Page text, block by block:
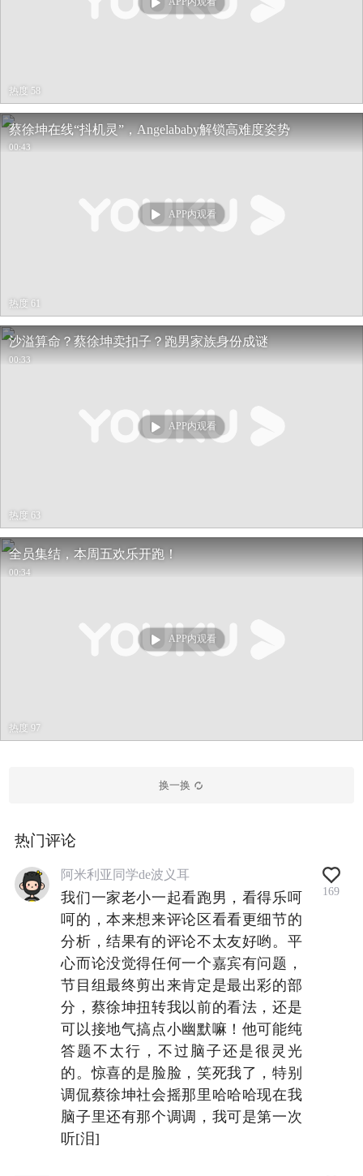
热度 58
蔡徐坤在线“抖机灵”，Angelababy解锁高难度姿势
00:43
APP内观看
热度 61
沙溢算命？蔡徐坤卖扣子？跑男家族身份成谜
00:33
APP内观看
热度 63
全员集结，本周五欢乐开跑！
00:34
APP内观看
热度 97
换一换
热门评论
阿米利亚同学de波义耳
我们一家老小一起看跑男，看得乐呵
呵的，本来想来评论区看看更细节的
分析，结果有的评论不太友好哟。平
心而论没觉得任何一个嘉宾有问题，
节目组最终剪出来肯定是最出彩的部
分，蔡徐坤扭转我以前的看法，还是
可以接地气搞点小幽默嘛！他可能纯
答题不太行，不过脑子还是很灵光
的。惊喜的是脸脸，笑死我了，特别
调侃蔡徐坤社会摇那里哈哈哈现在我
脑子里还有那个调调，我可是第一次
听[泪]
169